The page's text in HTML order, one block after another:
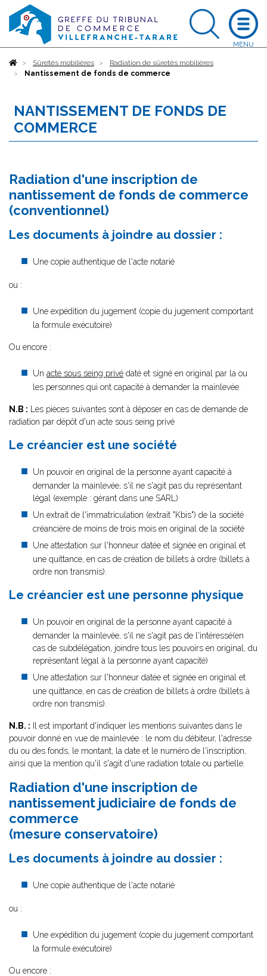
AccueilSûretés mobilières
Radiation de sûretés mobilières
Nantissement de fonds de commerce
NANTISSEMENT DE FONDS DE
COMMERCE
Radiation d'une inscription de
nantissement de fonds de commerce
(conventionnel)
Les documents à joindre au dossier :
Une copie authentique de l'acte notarié
ou :
Une expédition du jugement (copie du jugement comportant
la formule exécutoire)
Ou encore :
Un acte sous seing privé daté et signé en original par la ou
les personnes qui ont capacité à demander la mainlevée.
N.B : Les pièces suivantes sont à déposer en cas de demande de
radiation par dépôt d'un acte sous seing privé
Le créancier est une société
Un pouvoir en original de la personne ayant capacité à
demander la mainlevée, s'il ne s'agit pas du représentant
légal (exemple : gérant dans une SARL)
Un extrait de l'immatriculation (extrait "Kbis") de la société
créancière de moins de trois mois en original de la société
Une attestation sur l'honneur datée et signée en original et
une quittance, en cas de création de billets à ordre (billets à
ordre non transmis).
Le créancier est une personne physique
Un pouvoir en original de la personne ayant capacité à
demander la mainlevée, s'il ne s'agit pas de l'intéressé(en
cas de subdélégation, joindre tous les pouvoirs en original, du
représentant légal à la personne ayant capacité)
Une attestation sur l'honneur datée et signée en original et
une quittance, en cas de création de billets à ordre (billets à
ordre non transmis).
N.B. : Il est important d'indiquer les mentions suivantes dans le
pouvoir donné en vue de mainlevée : le nom du débiteur, l'adresse
du ou des fonds, le montant, la date et le numéro de l'inscription,
ainsi que la mention qu'il s'agit d'une radiation totale ou partielle.
Radiation d'une inscription de
nantissement judiciaire de fonds de
commerce
(mesure conservatoire)
Les documents à joindre au dossier :
Une copie authentique de l'acte notarié
ou :
Une expédition du jugement (copie du jugement comportant
la formule exécutoire)
Ou encore :